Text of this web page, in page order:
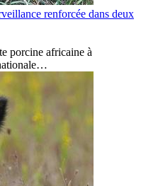
renforcée dans deux
porcine africaine à